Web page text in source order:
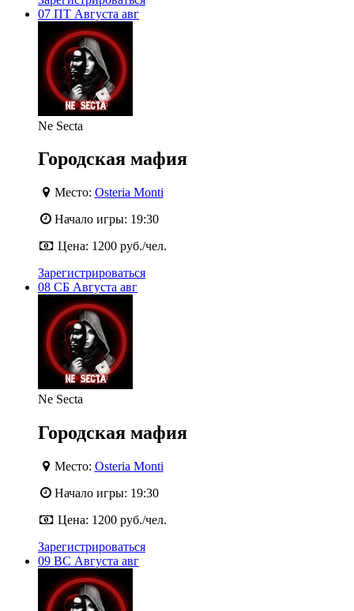
07 ПТ Августа авг
Ne Secta
Городская мафия
Место: Osteria Monti
Начало игры: 19:30
Цена: 1200 руб./чел.
Зарегистрироваться
08 СБ Августа авг
Ne Secta
Городская мафия
Место: Osteria Monti
Начало игры: 19:30
Цена: 1200 руб./чел.
Зарегистрироваться
09 ВС Августа авг